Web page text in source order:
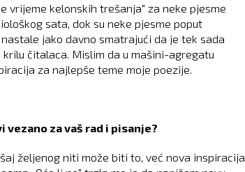
vrijeme kelonskih trešanja" za neke pjesme
sata, dok su neke pjesme poput
jako davno smatrajući da je tek sada
čitalaca. Mislim da u mašini-agregatu
za najlepše teme moje poezije.
vezano za vaš rad i pisanje?
željenog niti može biti to, već nova inspiracija